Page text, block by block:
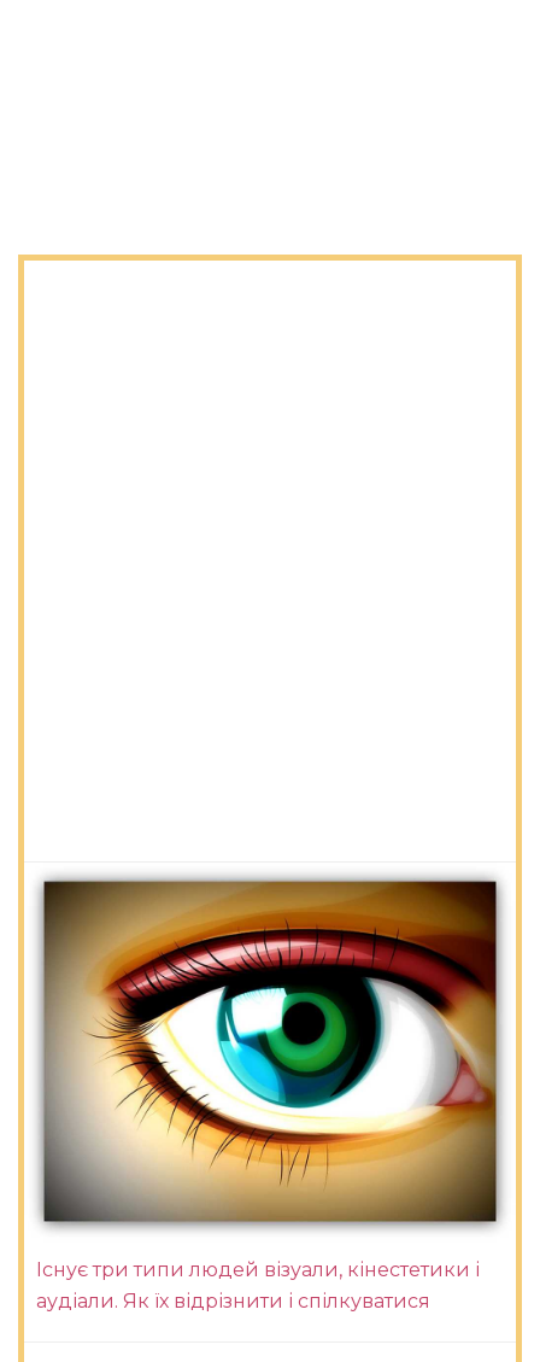
Існує три типи людей візуали, кінестетики і
аудіали. Як їх відрізнити і спілкуватися